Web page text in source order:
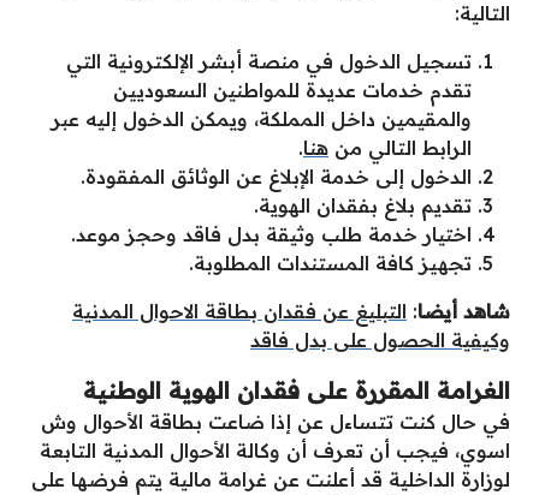
التالية:
تسجيل الدخول في منصة أبشر الإلكترونية التي
تقدم خدمات عديدة للمواطنين السعوديين
والمقيمين داخل المملكة، ويمكن الدخول إليه عبر
الرابط التالي من هنا.
الدخول إلى خدمة الإبلاغ عن الوثائق المفقودة.
تقديم بلاغ بفقدان الهوية.
اختيار خدمة طلب وثيقة بدل فاقد وحجز موعد.
تجهيز كافة المستندات المطلوبة.
شاهد أيضا: التبليغ عن فقدان بطاقة الاحوال المدنية
وكيفية الحصول على بدل فاقد
الغرامة المقررة على فقدان الهوية الوطنية
في حال كنت تتساءل عن إذا ضاعت بطاقة الأحوال وش
اسوي، فيجب أن تعرف أن وكالة الأحوال المدنية التابعة
لوزارة الداخلية قد أعلنت عن غرامة مالية يتم فرضها على